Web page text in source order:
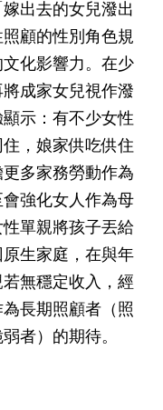
出去的女兒潑出
顧的性別角色規
化影響力。在少
成家女兒視作潑
示：有不少女性
，娘家供吃供住
多家務勞動作為
強化女人作為母
單親將孩子丟給
生家庭，在與年
無穩定收入，經
長期照顧者（照
者）的期待。